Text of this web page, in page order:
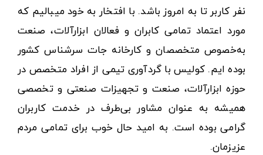
نفر کاربر تا به امروز باشد. با افتخار به خود میبالیم که
مورد اعتماد تمامی کابران و فعالان ابزارآلات، صنعت
به‌خصوص متخصصان و کارخانه جات سرشناس کشور
بوده ایم. کولیس با گردآوری تیمی از افراد متخصص در
حوزه ابزارآلات، صنعت و تجهیزات صنعتی و تخصصی
همیشه به عنوان مشاور بی‌طرف در خدمت کاربران
گرامی بوده است. به امید حال خوب برای تمامی مردم
عزیزمان.